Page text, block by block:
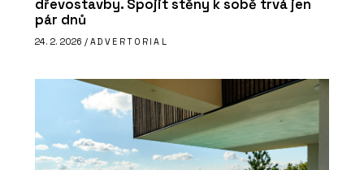
dřevostavby. Spojit stěny k sobě trvá jen
pár dnů
24. 2. 2026 / ADVERTORIAL